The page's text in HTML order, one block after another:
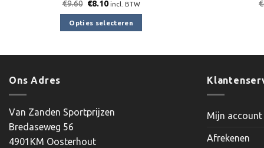
€9.60 Oorspronkelijke
€9.60.
€8.10Huidige
is:
€8.10.
incl. BTW
Opties selecteren
optie
€
Ons Adres
Van Zanden Sportprijzen
Bredaseweg 56
4901KM Oosterhout
Mijn account
Afrekenen